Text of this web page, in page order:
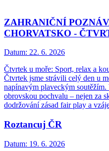
ZAHRANIČNÍ
CHORVATSKO -
Datum: 22. 6. 2026
Čtvrtek u moře: Sport, relax a
Čtvrtek jsme strávili celý den u
napínavým plaveckým
obrovskou pochvalu – nejen za
dodržování zásad fair play a
Roztancuj ČR
Datum: 19. 6. 2026